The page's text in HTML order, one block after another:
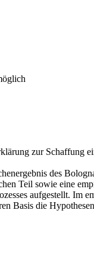
zur
des
Teil sowie eine
aufgestellt.
Basis die